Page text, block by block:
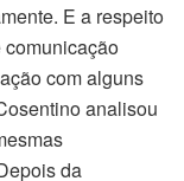
E a respeito
comunicação
com alguns
analisou
da